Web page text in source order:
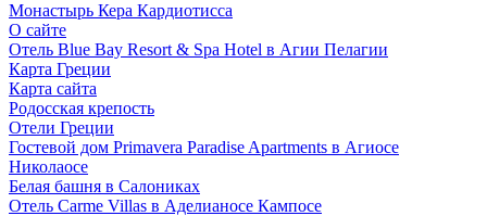
Монастырь Кера Кардиотисса
О сайте
Отель Blue Bay Resort & Spa Hotel в Агии Пелагии
Карта Греции
Карта сайта
Родосская крепость
Отели Греции
Гостевой дом Primavera Paradise Apartments в Агиосе
Николаосе
Белая башня в Салониках
Отель Carme Villas в Аделианосе Кампосе